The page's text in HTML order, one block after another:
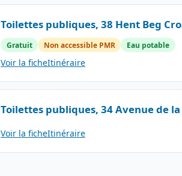
Toilettes publiques, 38 Hent Beg
Gratuit Non accessible PMR Eau potable
Voir la ficheItinéraire
Toilettes publiques, 34 Avenue de
Voir la ficheItinéraire